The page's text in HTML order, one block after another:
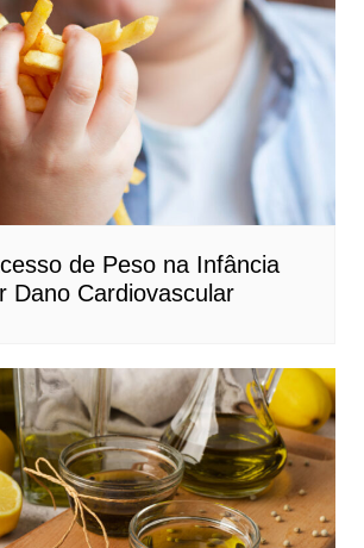
de Peso na Infância
Dano Cardiovascular